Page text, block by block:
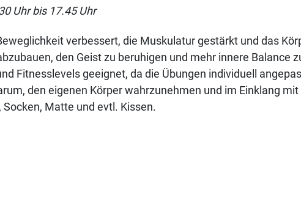
Uhr bis 17.45 Uhr
verbessert, die Muskulatur gestärkt und das
den Geist zu beruhigen und mehr innere Balance
Fitnesslevels geeignet, da die Übungen individuell
den eigenen Körper wahrzunehmen und im Einklang
Matte und evtl. Kissen.